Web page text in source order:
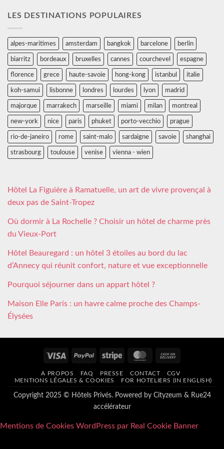
LES DESTINATIONS POPULAIRES
alpes-maritimes amsterdam bangkok barcelone berlin
biarritz bordeaux bruxelles cannes courchevel espagne
florence grece haute-savoie hong-kong istanbul italie
koh-samui lisbonne londres lourdes lyon madrid
majorque marrakech marseille miami milan montreal
new-york nice paris phuket porto-vecchio prague
rio-de-janeiro rome saint-malo sardaigne savoie shanghai
strasbourg toulouse venise vienna - wien
Hôtel La Figuière à Ramatuelle, un art de vivre provençal à
deux pas de Saint-Tropez
Où dormir à La Rochelle ? Choisir un hôtel de charme près
du Vieux-Port
Hôtel Beauregard : un hôtel 3 étoiles au bord du lac
d’Annecy qui réunit confort, nature et vue exceptionnelle
Pourquoi séjourner dans un appart hôtel ?
Maison Elle Paris : un havre calme proche des Champs-
Élysées
Visa PayPal Stripe MasterCard
Delivery
A PROPOS FAQ PRESSE CONTACT
CGV
MENTIONS LÉGALES & COOKIES
FOR HOTELIERS (IN ENGLISH)
Copyright 2025 © Hôtels Privés. Powered by Cityzeum & Rue24
accélérateur
Mentions de Cookies WordPress par Real Cookie Banner